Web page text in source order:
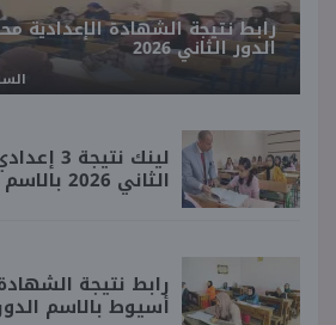
رابط نتيجة الشهادة الإعدادية
الدور الثاني 2026
السبت 08-08-
لينك
الثاني 2026 بالاسم
رابط نتيجة
أسيوط بالاسم الدور